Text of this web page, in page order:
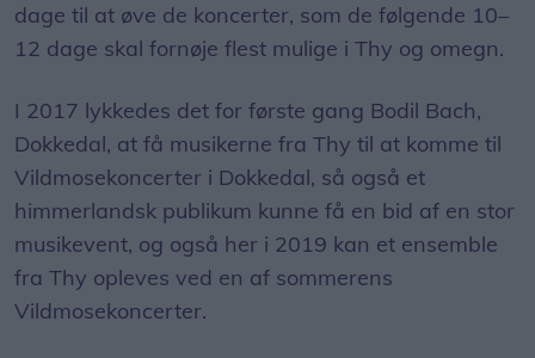
dage til at øve de koncerter, som de følgende 10–
12 dage skal fornøje flest mulige i Thy og omegn.
I 2017 lykkedes det for første gang Bodil Bach,
Dokkedal, at få musikerne fra Thy til at komme til
Vildmosekoncerter i Dokkedal, så også et
himmerlandsk publikum kunne få en bid af en stor
musikevent, og også her i 2019 kan et ensemble
fra Thy opleves ved en af sommerens
Vildmosekoncerter.